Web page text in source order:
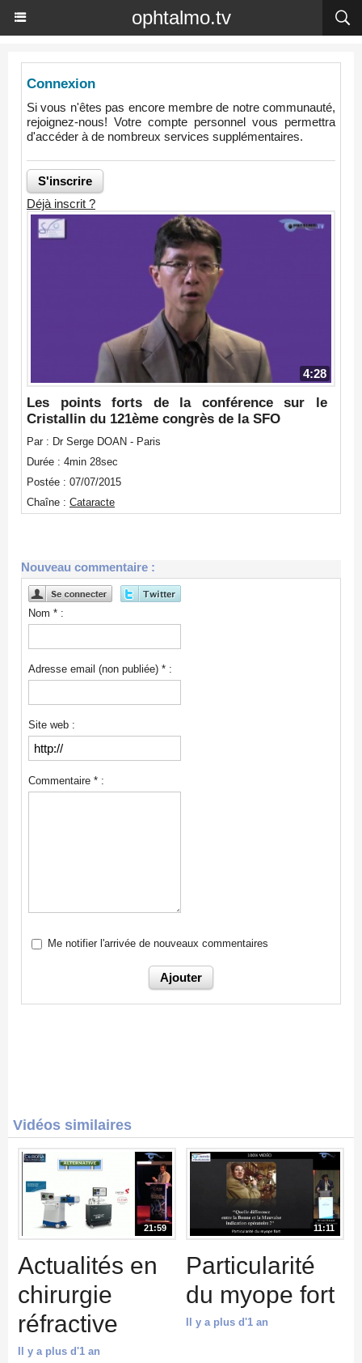
ophtalmo.tv
Vidéos similaires
21:59
Actualités en
chirurgie
réfractive
Il y a plus d'1 an
11:11
Particularité
du myope fort
Il y a plus d'1 an
Connexion
Si vous n'êtes pas encore membre de notre communauté,
rejoignez-nous! Votre compte personnel vous permettra
d'accéder à de nombreux services supplémentaires.
Déjà inscrit ?
4:28
Les points forts de la conférence sur le
Cristallin du 121ème congrès de la SFO
Par : Dr Serge DOAN - Paris
Durée : 4min 28sec
Postée : 07/07/2015
Chaîne : Cataracte
Nouveau commentaire :
Nom * :
Adresse email (non publiée) * :
Site web :
Commentaire * :
Me notifier l'arrivée de nouveaux commentaires